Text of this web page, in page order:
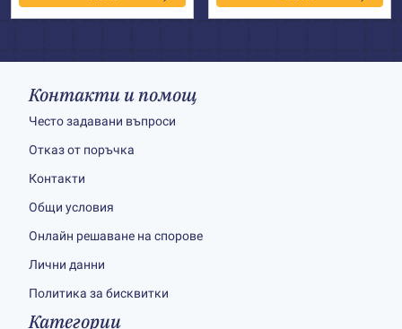
Контакти и помощ
Често задавани въпроси
Отказ от поръчка
Контакти
Общи условия
Онлайн решаване на спорове
Лични данни
Политика за бисквитки
Категории